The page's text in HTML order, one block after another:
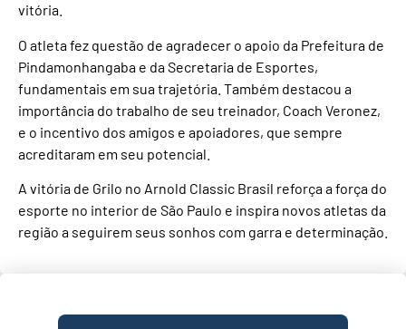
vitória.
O atleta fez questão de agradecer o apoio da Prefeitura de
Pindamonhangaba e da Secretaria de Esportes,
fundamentais em sua trajetória. Também destacou a
importância do trabalho de seu treinador, Coach Veronez,
e o incentivo dos amigos e apoiadores, que sempre
acreditaram em seu potencial.
A vitória de Grilo no Arnold Classic Brasil reforça a força do
esporte no interior de São Paulo e inspira novos atletas da
região a seguirem seus sonhos com garra e determinação.